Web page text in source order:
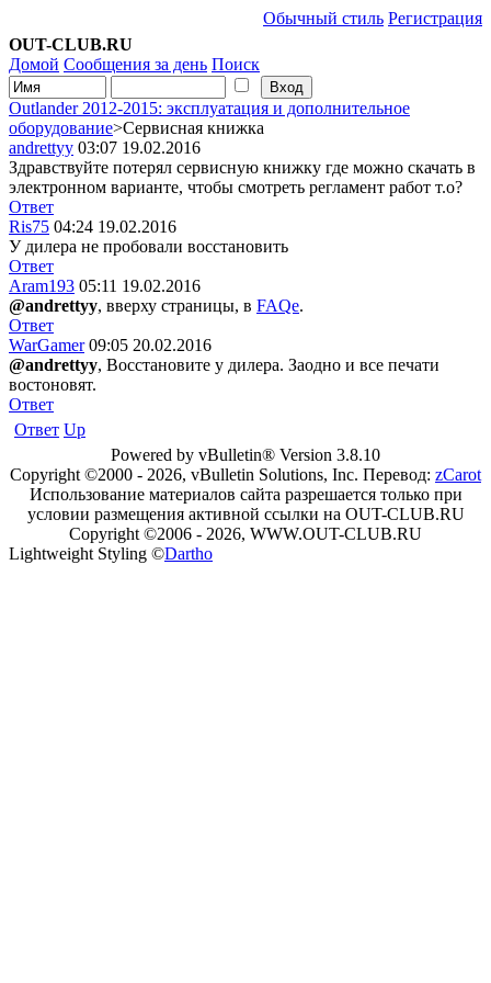
Обычный стиль Регистрация
OUT-CLUB.RU
Домой Сообщения за день Поиск
Outlander 2012-2015: эксплуатация и дополнительное
оборудование>Сервисная книжка
andrettyy 03:07 19.02.2016
Здравствуйте потерял сервисную книжку где можно скачать в
электронном варианте, чтобы смотреть регламент работ т.о?
Ответ
Ris75 04:24 19.02.2016
У дилера не пробовали восстановить
Ответ
Aram193 05:11 19.02.2016
@andrettyy, вверху страницы, в FAQe.
Ответ
WarGamer09:05 20.02.2016
@andrettyy, Восстановите у дилера. Заодно и все печати
востоновят.
Ответ
Ответ Up
Powered by vBulletin® Version 3.8.10
Copyright ©2000 - 2026, vBulletin Solutions, Inc. Перевод: zCarot
Использование материалов сайта разрешается только при
условии размещения активной ссылки на OUT-CLUB.RU
Copyright ©2006 - 2026, WWW.OUT-CLUB.RU
Lightweight Styling ©Dartho